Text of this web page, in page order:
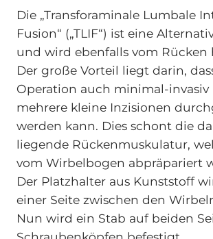
Die „Transforaminale Lumbale
Fusion“ („TLIF“) ist eine
und wird ebenfalls vom Rücken
Der große Vorteil liegt darin,
Operation auch minimal-invasiv
mehrere kleine Inzisionen
werden kann. Dies schont die
liegende Rückenmuskulatur,
vom Wirbelbogen abpräpariert
Der Platzhalter aus Kunststoff
einer Seite zwischen den
Nun wird ein Stab auf beiden